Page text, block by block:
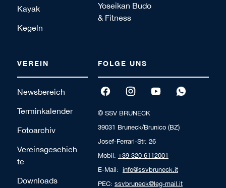
Kayak
Kegeln
Yoseikan Budo
& Fitness
VEREIN
Newsbereich
Terminkalender
Fotoarchiv
Vereinsgeschich
te
Downloads
FOLGE UNS
© SSV BRUNECK
39031 Bruneck/Brunico (BZ)
Josef-Ferrari-Str. 26
Mobil: +39 320 6112001
E-Mail: info@ssvbruneck.it
PEC: ssvbruneck@leg-mail.it